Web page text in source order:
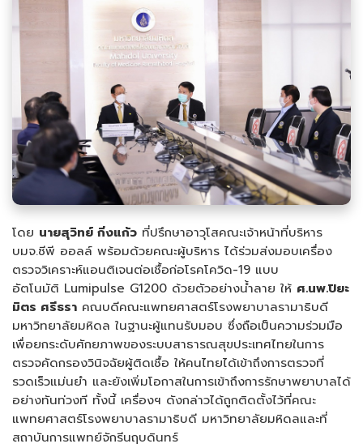
โดย นายสุวิทย์ กิ่งแก้ว ที่ปรึกษาอาวุโสคณะเจ้าหน้าที่บริหาร
บมจ.ซีพี ออลล์ พร้อมด้วยคณะผู้บริหาร ได้ร่วมส่งมอบเครื่อง
ตรวจวิเคราะห์แอนติเจนต่อเชื้อก่อโรคโควิด-19 แบบ
อัตโนมัติ Lumipulse G1200 ด้วยตัวอย่างน้ำลาย ให้ ศ.นพ.ปิยะ
มิตร ศรีธรา คณบดีคณะแพทยศาสตร์โรงพยาบาลรามาธิบดี
มหาวิทยาลัยมหิดล ในฐานะผู้แทนรับมอบ ซึ่งถือเป็นความร่วมมือ
เพื่อยกระดับศักยภาพของระบบสาธารณสุขประเทศไทยในการ
ตรวจคัดกรองวินิจฉัยผู้ติดเชื้อ ให้คนไทยได้เข้าถึงการตรวจที่
รวดเร็วแม่นยำ และยังเพิ่มโอกาสในการเข้าถึงการรักษาพยาบาลได้
อย่างทันท่วงที ทั้งนี้ เครื่องฯ ดังกล่าวได้ถูกติดตั้งไว้ที่คณะ
แพทยศาสตร์โรงพยาบาลรามาธิบดี มหาวิทยาลัยมหิดลและที่
สถาบันการแพทย์จักรีนฤบดินทร์